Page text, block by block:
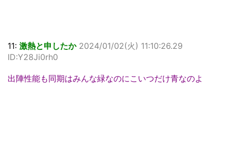
11: 激熱と申したか 2024/01/02(火) 11:10:26.29
ID:Y28Ji0rh0
出陣性能も同期はみんな緑なのにこいつだけ青なのよ